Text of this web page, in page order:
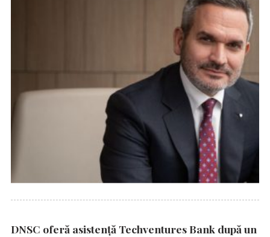
DNSC oferă asistență Techventures Bank după un